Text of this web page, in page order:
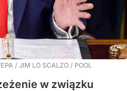
/ JIM LO SCALZO / POOL
w związku